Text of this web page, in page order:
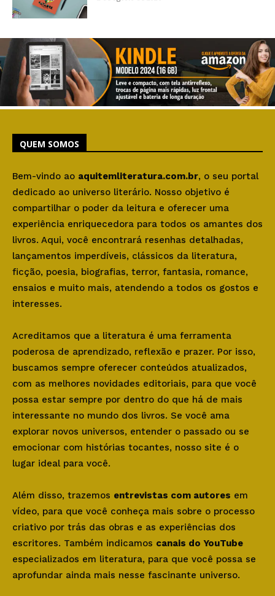
QUEM SOMOS
Bem-vindo ao aquitemliteratura.com.br, o seu portal
dedicado ao universo literário. Nosso objetivo é
compartilhar o poder da leitura e oferecer uma
experiência enriquecedora para todos os amantes dos
livros. Aqui, você encontrará resenhas detalhadas,
lançamentos imperdíveis, clássicos da literatura,
ficção, poesia, biografias, terror, fantasia, romance,
ensaios e muito mais, atendendo a todos os gostos e
interesses.
Acreditamos que a literatura é uma ferramenta
poderosa de aprendizado, reflexão e prazer. Por isso,
buscamos sempre oferecer conteúdos atualizados,
com as melhores novidades editoriais, para que você
possa estar sempre por dentro do que há de mais
interessante no mundo dos livros. Se você ama
explorar novos universos, entender o passado ou se
emocionar com histórias tocantes, nosso site é o
lugar ideal para você.
Além disso, trazemos entrevistas com autores em
vídeo, para que você conheça mais sobre o processo
criativo por trás das obras e as experiências dos
escritores. Também indicamos canais do YouTube
especializados em literatura, para que você possa se
aprofundar ainda mais nesse fascinante universo.